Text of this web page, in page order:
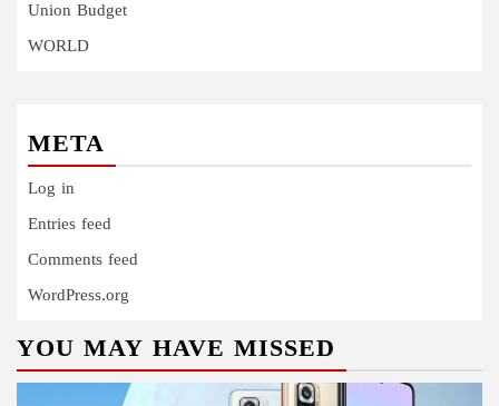
Union Budget
WORLD
META
Log in
Entries feed
Comments feed
WordPress.org
YOU MAY HAVE MISSED